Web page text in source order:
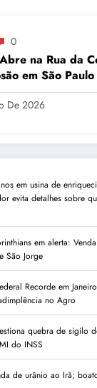
0
na Rua da
em São Paulo
De 2026
em usina de
evita detalhes sobre
em alerta:
São Jorge
Recorde em
no Agro
quebra de sigilo
do INSS
de urânio ao Irã;